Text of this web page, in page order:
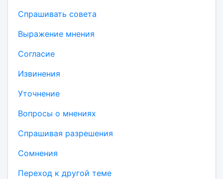
Спрашивать совета
Выражение мнения
Согласие
Извинения
Уточнение
Вопросы о мнениях
Спрашивая разрешения
Сомнения
Переход к другой теме